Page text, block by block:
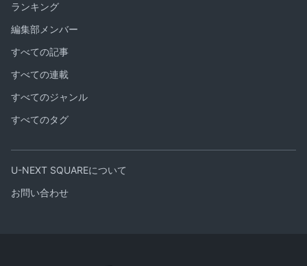
ランキング
編集部メンバー
すべての記事
すべての連載
すべてのジャンル
すべてのタグ
U-NEXT SQUAREについて
お問い合わせ